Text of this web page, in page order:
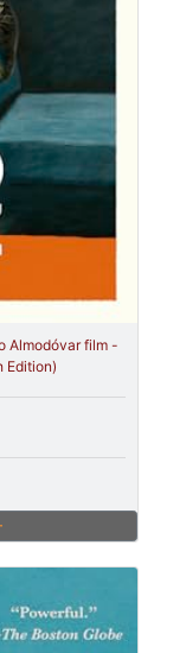
Almodóvar film -
Edition)